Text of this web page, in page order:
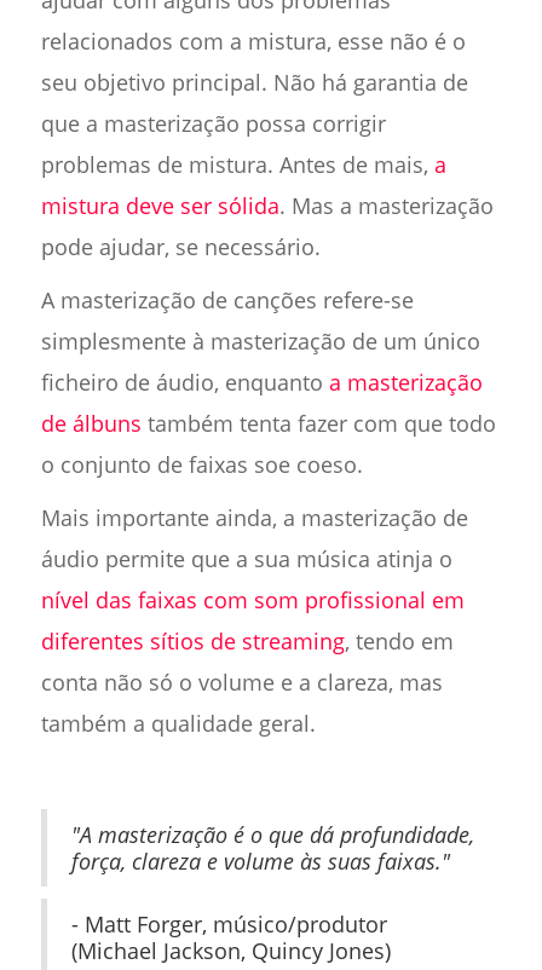
relacionados com a mistura, esse não é o
seu objetivo principal. Não há garantia de
que a masterização possa corrigir
problemas de mistura. Antes de mais, a
mistura deve ser sólida. Mas a masterização
pode ajudar, se necessário.
A masterização de canções refere-se
simplesmente à masterização de um único
ficheiro de áudio, enquanto a masterização
de álbuns também tenta fazer com que todo
o conjunto de faixas soe coeso.
Mais importante ainda, a masterização de
áudio permite que a sua música atinja o
nível das faixas com som profissional em
diferentes sítios de streaming, tendo em
conta não só o volume e a clareza, mas
também a qualidade geral.
"A masterização é o que dá profundidade,
força, clareza e volume às suas faixas."‍
- Matt Forger, músico/produtor
(Michael Jackson, Quincy Jones)